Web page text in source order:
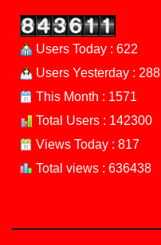
Users Today : 622
Users Yesterday : 288
This Month : 1571
Total Users : 142300
Views Today : 817
Total views : 636438